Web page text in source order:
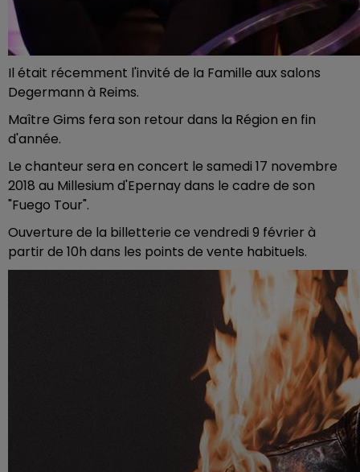
Il était récemment l'invité de la Famille aux salons
Degermann à Reims.
Maître Gims fera son retour dans la Région en fin
d'année.
Le chanteur sera en concert le samedi 17 novembre
2018 au Millesium d'Epernay dans le cadre de son
"Fuego Tour".
Ouverture de la billetterie ce vendredi 9 février à
partir de 10h dans les points de vente habituels.